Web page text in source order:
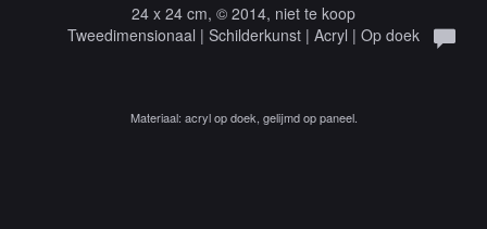
24 x 24 cm, © 2014, niet te koop
Tweedimensionaal | Schilderkunst | Acryl | Op doek
Materiaal: acryl op doek, gelijmd op paneel.